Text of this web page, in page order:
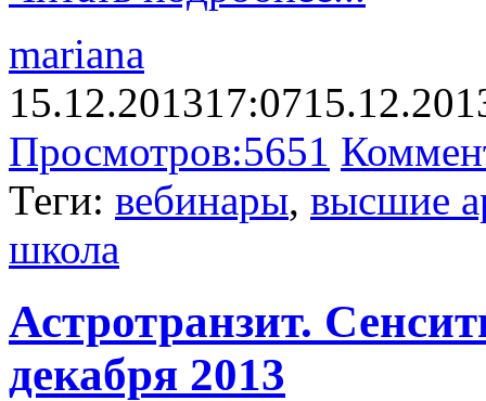
mariana
15.12.201317:07
Просмотров:5651
Теги: вебинары, высшие
школа
Астротранзит.
декабря 2013